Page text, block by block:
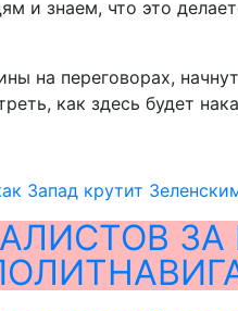
и знаем, что это
на переговорах,
как здесь будет
Запад крутит